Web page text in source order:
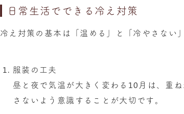
日常生活でできる冷え対策
冷え対策の基本は「温める」と「冷やさない
服装の工夫
昼と夜で気温が大きく変わる10月は、重
さないよう意識することが大切です。